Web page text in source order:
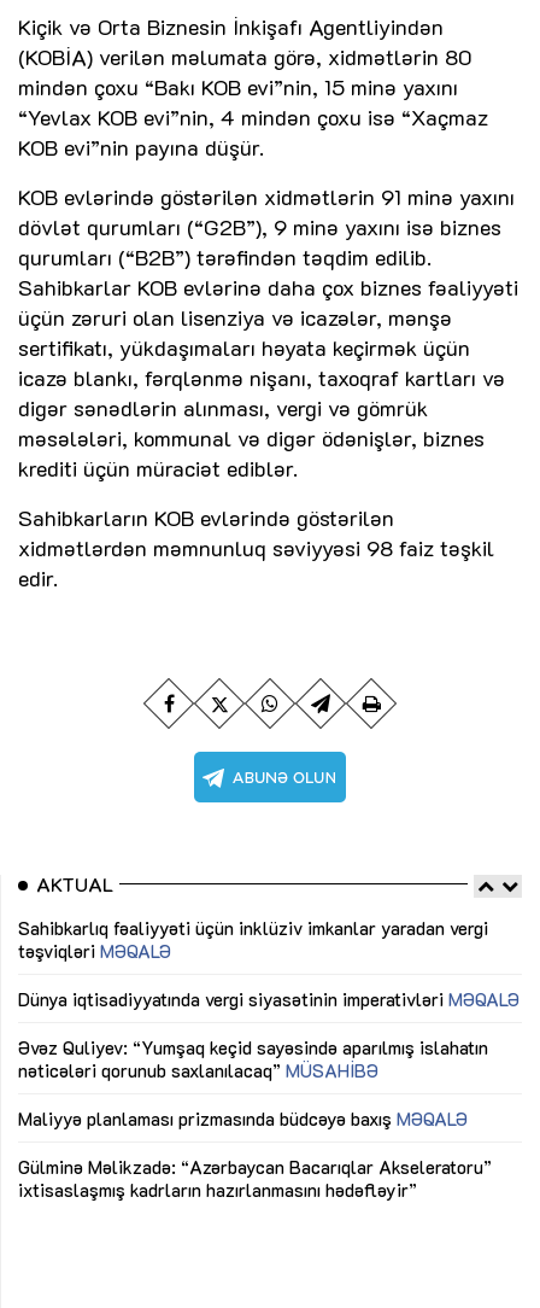
Kiçik və Orta Biznesin İnkişafı Agentliyindən
(KOBİA) verilən məlumata görə, xidmətlərin 80
mindən çoxu “Bakı KOB evi”nin, 15 minə yaxını
“Yevlax KOB evi”nin, 4 mindən çoxu isə “Xaçmaz
KOB evi”nin payına düşür.
KOB evlərində göstərilən xidmətlərin 91 minə yaxını
dövlət qurumları (“G2B”), 9 minə yaxını isə biznes
qurumları (“B2B”) tərəfindən təqdim edilib.
Sahibkarlar KOB evlərinə daha çox biznes fəaliyyəti
üçün zəruri olan lisenziya və icazələr, mənşə
sertifikatı, yükdaşımaları həyata keçirmək üçün
icazə blankı, fərqlənmə nişanı, taxoqraf kartları və
digər sənədlərin alınması, vergi və gömrük
məsələləri, kommunal və digər ödənişlər, biznes
krediti üçün müraciət ediblər.
Sahibkarların KOB evlərində göstərilən
xidmətlərdən məmnunluq səviyyəsi 98 faiz təşkil
edir.
AKTUAL
Sahibkarlıq fəaliyyəti üçün inklüziv imkanlar yaradan vergi
təşviqləri MƏQALƏ
Dünya iqtisadiyyatında vergi siyasətinin imperativləri MƏQALƏ
Əvəz Quliyev: “Yumşaq keçid sayəsində aparılmış islahatın
nəticələri qorunub saxlanılacaq” MÜSAHİBƏ
Maliyyə planlaması prizmasında büdcəyə baxış MƏQALƏ
Gülminə Məlikzadə: “Azərbaycan Bacarıqlar Akseleratoru”
ixtisaslaşmış kadrların hazırlanmasını hədəfləyir”